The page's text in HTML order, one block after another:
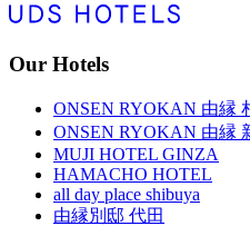
Our Hotels
ONSEN RYOKAN 由縁
ONSEN RYOKAN 由縁
MUJI HOTEL GINZA
HAMACHO HOTEL
all day place shibuya
由縁別邸 代田